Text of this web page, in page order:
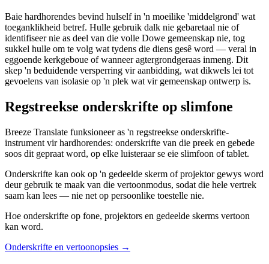
Baie hardhorendes bevind hulself in 'n moeilike 'middelgrond' wat
toeganklikheid betref. Hulle gebruik dalk nie gebaretaal nie of
identifiseer nie as deel van die volle Dowe gemeenskap nie, tog
sukkel hulle om te volg wat tydens die diens gesê word — veral in
eggoende kerkgeboue of wanneer agtergrondgeraas inmeng. Dit
skep 'n beduidende versperring vir aanbidding, wat dikwels lei tot
gevoelens van isolasie op 'n plek wat vir gemeenskap ontwerp is.
Regstreekse onderskrifte op slimfone
Breeze Translate funksioneer as 'n regstreekse onderskrifte-
instrument vir hardhorendes: onderskrifte van die preek en gebede
soos dit gepraat word, op elke luisteraar se eie slimfoon of tablet.
Onderskrifte kan ook op 'n gedeelde skerm of projektor gewys word
deur gebruik te maak van die vertoonmodus, sodat die hele vertrek
saam kan lees — nie net op persoonlike toestelle nie.
Hoe onderskrifte op fone, projektors en gedeelde skerms vertoon
kan word.
Onderskrifte en vertoonopsies →